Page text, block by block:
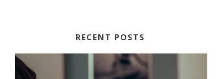
RECENT POSTS